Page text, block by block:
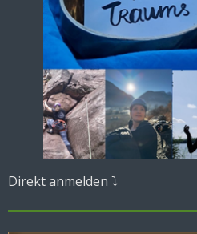
Direkt anmelden ⤵️